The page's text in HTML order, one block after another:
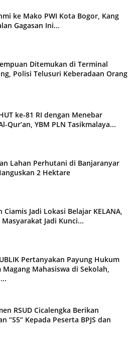
ke Mako PWI Kota Bogor, Kang
Gagasan Ini...
Ditemukan di Terminal
Polisi Telusuri Keberadaan Orang
ke-81 RI dengan Menebar
Qur’an, YBM PLN Tasikmalaya...
Lahan Perhutani di Banjaranyar
2 Hektare
Ciamis Jadi Lokasi Belajar KELANA,
Jadi Kunci...
Pertanyakan Payung Hukum
Magang Mahasiswa di Sekolah,
RSUD Cicalengka Berikan
“S5” Kepada Peserta BPJS dan